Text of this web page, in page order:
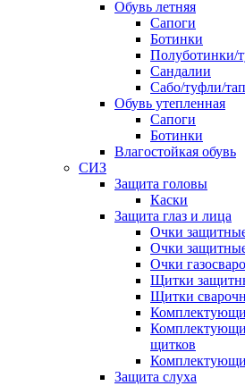
Обувь летняя
Сапоги
Ботинки
Полуботинки/
Сандалии
Сабо/туфли/
Обувь утепленная
Сапоги
Ботинки
Влагостойкая обувь
СИЗ
Защита головы
Каски
Защита глаз и лица
Очки
Очки
Очки
Щитки
Щитки
щитков
Защита слуха